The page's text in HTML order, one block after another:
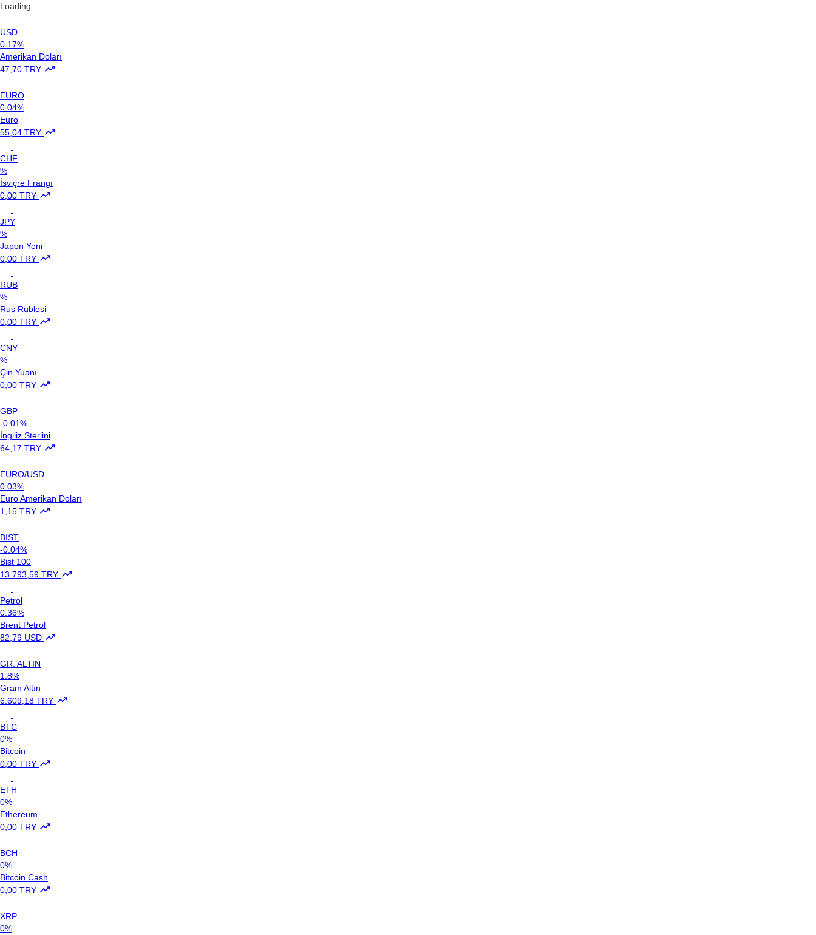
Loading...
USD
0.17%
Amerikan Doları
47,70 TRY
EURO
0.04%
Euro
55,04 TRY
CHF
%
İsviçre Frangı
0,00 TRY
JPY
%
Japon Yeni
0,00 TRY
RUB
%
Rus Rublesi
0,00 TRY
CNY
%
Çin Yuanı
0,00 TRY
GBP
-0.01%
İngiliz Sterlini
64,17 TRY
EURO/USD
0.03%
Euro Amerikan Doları
1,15 TRY
BIST
-0.04%
Bist 100
13.793,59 TRY
Petrol
0.36%
Brent Petrol
82,79 USD
GR. ALTIN
1.8%
Gram Altın
6.609,18 TRY
BTC
0%
Bitcoin
0,00 TRY
ETH
0%
Ethereum
0,00 TRY
BCH
0%
Bitcoin Cash
0,00 TRY
XRP
0%